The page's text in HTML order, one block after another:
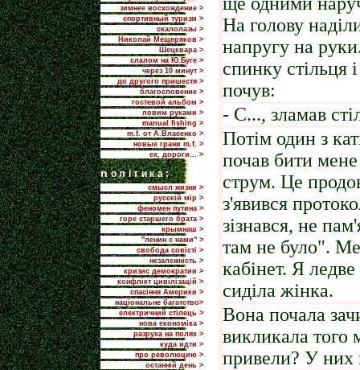
зимнее восхождение >
спортивный туризм >
скалолазы >
Николай Мещеряков >
Шецквара >
слалом на Ю.Буге >
через 10 минут >
до другого пришестя >
благословение >
гостевой альбом >
ловим руками >
manual fishing >
m.f. от А.Власенко >
новые грани m.f. >
ех, дороги... >
nолітика:
смысл жизни >
русскій мір >
феномен путина >
горе старшего брата >
крымнаш >
"ленин с нами" >
свобода совісті >
незалежність >
кризис демократии >
конфлікт цивілізацій >
спасіння Америки >
національне багатство>
електричний стілець >
нова економіка >
разруха на полях >
куда идти >
про революцию >
останній день >
На голову
напругу на
спинку стільця
почув:
- С..., зламав
Потім один з
почав бити
струм. Це
з'явився
зізнався, не
там не було".
кабінет. Я
сиділа жінка.
Вона почала
викликала того
привели? У них